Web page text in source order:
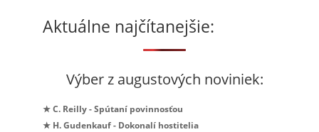
Aktuálne najčítanejšie:
Výber z augustových noviniek:
★ C. Reilly - Spútaní povinnosťou
★ H. Gudenkauf - Dokonalí hostitelia